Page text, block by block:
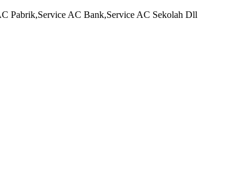
Pabrik,Service AC Bank,Service AC Sekolah Dll